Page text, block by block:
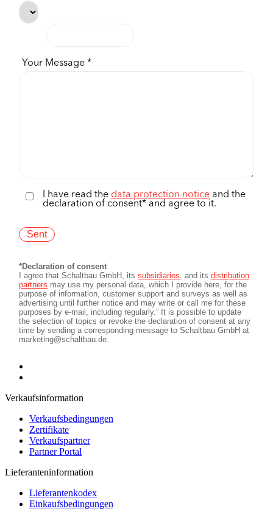
Verkaufsinformation
Verkaufsbedingungen
Zertifikate
Verkaufspartner
Partner Portal
Lieferanteninformation
Lieferantenkodex
Einkaufsbedingungen